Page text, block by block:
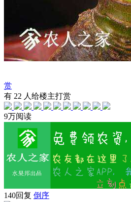
赏
有 22 人给楼主打赏
9万阅读
140回复 倒序